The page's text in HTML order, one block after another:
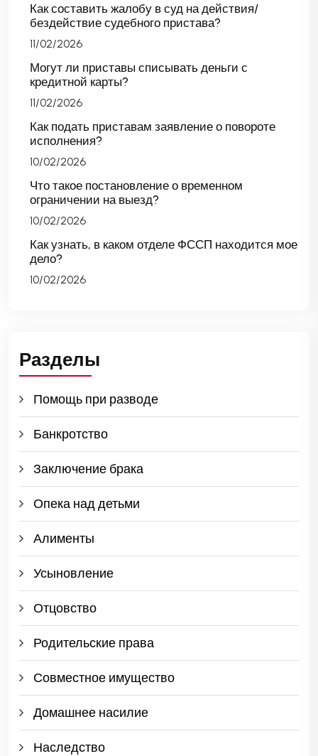
Как составить жалобу в суд на действия/
бездействие судебного пристава?
11/02/2026
Могут ли приставы списывать деньги с
кредитной карты?
11/02/2026
Как подать приставам заявление о повороте
исполнения?
10/02/2026
Что такое постановление о временном
ограничении на выезд?
10/02/2026
Как узнать, в каком отделе ФССП находится мое
дело?
10/02/2026
Разделы
Помощь при разводе
Банкротство
Заключение брака
Опека над детьми
Алименты
Усыновление
Отцовство
Родительские права
Совместное имущество
Домашнее насилие
Наследство